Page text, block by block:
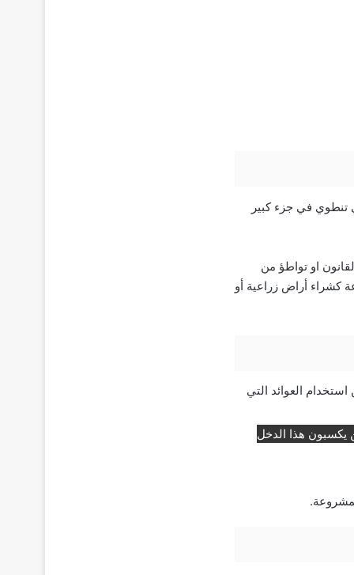
تنطوي في جزء كبير
او تواطؤ من
كشراء أراض زراعية أو
العوائد التي
يكسبون هذا الدخل